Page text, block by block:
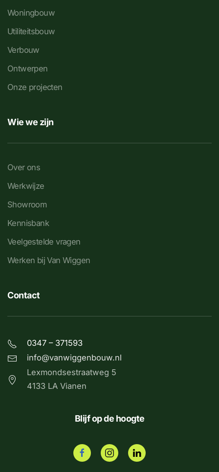
Woningbouw
Utiliteitsbouw
Verbouw
Ontwerpen
Onze projecten
Wie we zijn
Over ons
Werkwijze
Showroom
Kennisbank
Veelgestelde vragen
Werken bij Van Wiggen
Contact
0347 – 371593
info@vanwiggenbouw.nl
Lexmondsestraatweg 5
4133 LA Vianen
Blijf op de hoogte